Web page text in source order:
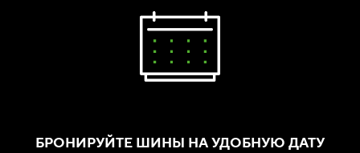
БРОНИРУЙТЕ ШИНЫ НА УДОБНУЮ ДАТУ